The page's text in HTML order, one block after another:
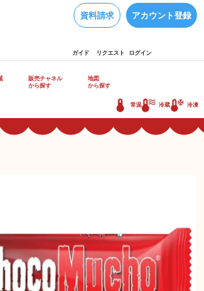
資料請求 アカウント登録
ガイド リクエスト ログイン
販売チャネル
から探す
地図
から探す
常温 冷蔵 冷凍